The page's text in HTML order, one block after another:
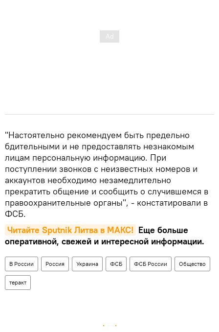
"Настоятельно рекомендуем быть предельно
бдительными и не предоставлять незнакомым
лицам персональную информацию. При
поступлении звонков с неизвестных номеров и
аккаунтов необходимо незамедлительно
прекратить общение и сообщить о случившемся в
правоохранительные органы", - констатировали в
ФСБ.
Читайте Sputnik Литва в MAКС! Еще больше
оперативной, свежей и интересной информации.
В России Россия Украина ФСБ ФСБ России Общество
теракт